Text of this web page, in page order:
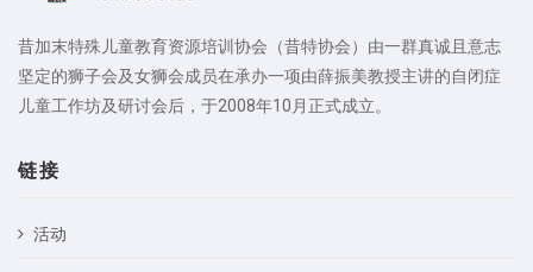
昔加末特殊儿童教育资源培训协会（昔特协会）由一群真诚且意志
坚定的狮子会及女狮会成员在承办一项由薛振美教授主讲的自闭症
儿童工作坊及研讨会后，于2008年10月正式成立。
链接
活动